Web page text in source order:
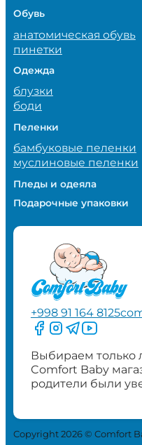
Обувь
анатомическая обувь
пинетки
Одежда
блузки
боди
Пеленки
бамбуковые пеленки
муслиновые пеленки
Пледы и одеяла
Подарочные упаковки
+998 91 164 8125
Следите за нами
Следите за
Следите за
Следите
Выбираем только
Comfort Baby
родители были
Copyright 2026 © Comfort